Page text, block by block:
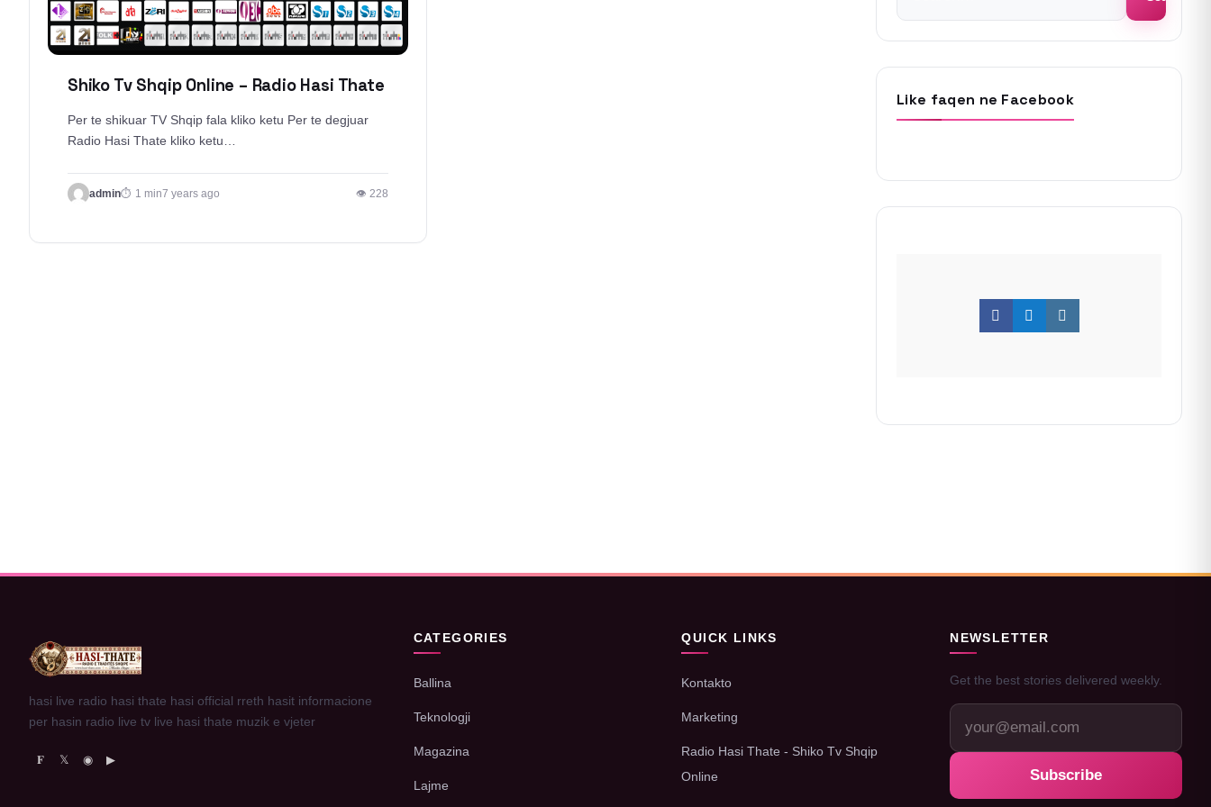
Shiko Tv Shqip Online – Radio Hasi Thate
Per te shikuar TV Shqip fala kliko ketu Per te degjuar
Radio Hasi Thate kliko ketu…
admin 1 min7 years ago 👁 228
Like faqen ne Facebook
Facebook
TwitterInstagram
hasi live radio hasi thate hasi official rreth hasit informacione
per hasin radio live tv live hasi thate muzik e vjeter
𝐅 𝕏 ◉ ▶
CATEGORIES
Ballina
Teknologji
Magazina
Lajme
QUICK LINKS
Kontakto
Marketing
Radio Hasi Thate - Shiko Tv Shqip
Online
NEWSLETTER
Get the best stories delivered weekly.
Subscribe